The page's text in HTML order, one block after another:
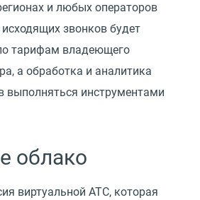
и любых операторов
звонков будет
тарифам владеющего
а обработка и аналитика
выполняться инструментами
облако
виртуальной АТС, которая